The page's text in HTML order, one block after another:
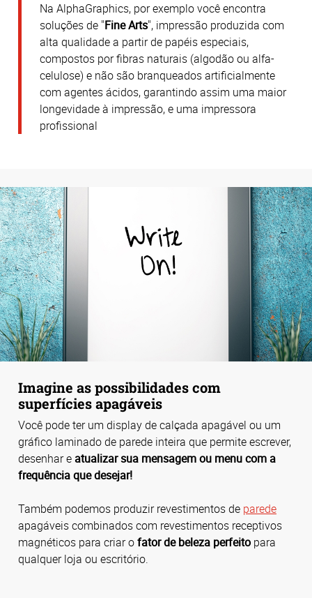
Na AlphaGraphics, por exemplo você encontra
soluções de "Fine Arts", impressão produzida com
alta qualidade a partir de papéis especiais,
compostos por fibras naturais (algodão ou alfa-
celulose) e não são branqueados artificialmente
com agentes ácidos, garantindo assim uma maior
longevidade à impressão, e uma impressora
profissional
Imagine as possibilidades com
superfícies apagáveis
Você pode ter um display de calçada apagável ou um
gráfico laminado de parede inteira que permite escrever,
desenhar eatualizar sua mensagem ou menu com a
frequência que desejar!
Também podemos produzir revestimentos de parede
apagáveis combinados com revestimentos receptivos
magnéticos para criar ofator de beleza perfeito para
qualquer loja ou escritório.